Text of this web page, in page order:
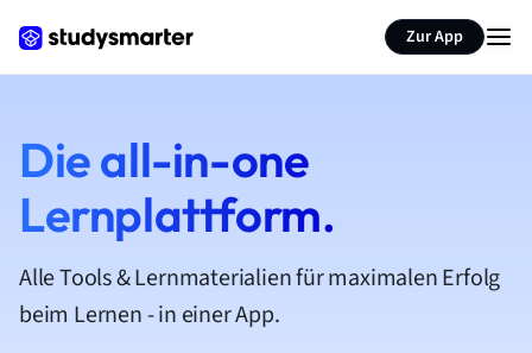
Zur App
Die all-in-one
Lernplattform.
Alle Tools & Lernmaterialien für maximalen Erfolg
beim Lernen - in einer App.